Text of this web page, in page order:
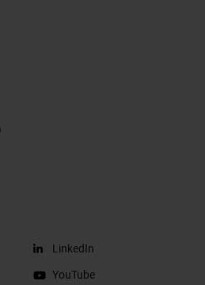
LinkedIn
YouTube